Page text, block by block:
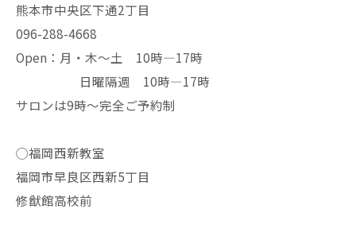
熊本市中央区下通2丁目
096-288-4668
Open：月・木〜土 10時—17時
日曜隔週 10時—17時
サロンは9時〜完全ご予約制
◯福岡西新教室
福岡市早良区西新5丁目
修猷館高校前